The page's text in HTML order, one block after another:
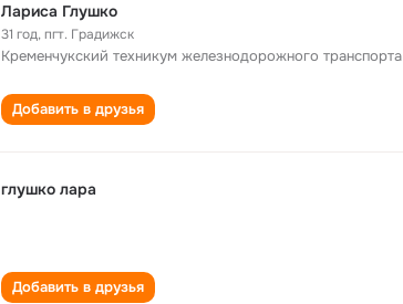
Лариса Глушко
31 год,пгт. Градижск
Кременчукский техникум железнодорожного транспорта
Добавить в друзья
глушко лара
Добавить в друзья